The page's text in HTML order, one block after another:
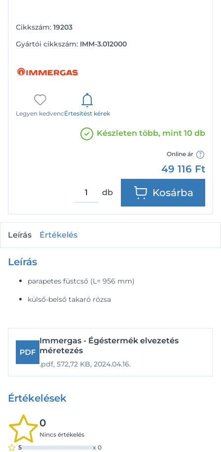
Cikkszám: 19203
Gyártói cikkszám: IMM-3.012000
Legyen kedvencÉrtesítést kérek
Készleten több, mint 10 db
Online ár
49 116 Ft
db Kosárba
Leírás Értékelés
Leírás
parapetes füstcső (L= 956 mm)
külső-belső takaró rózsa
Immergas - Égéstermék elvezetés
méretezés
.pdf, 572,72 KB, 2024.04.16.
Értékelések
0
Nincs értékelés
5
x 0